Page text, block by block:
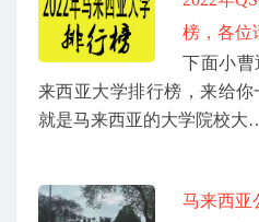
榜，各位
下面小曹
来西亚大学排行榜，来给你
就是马来西亚的大学院校大
马来西亚